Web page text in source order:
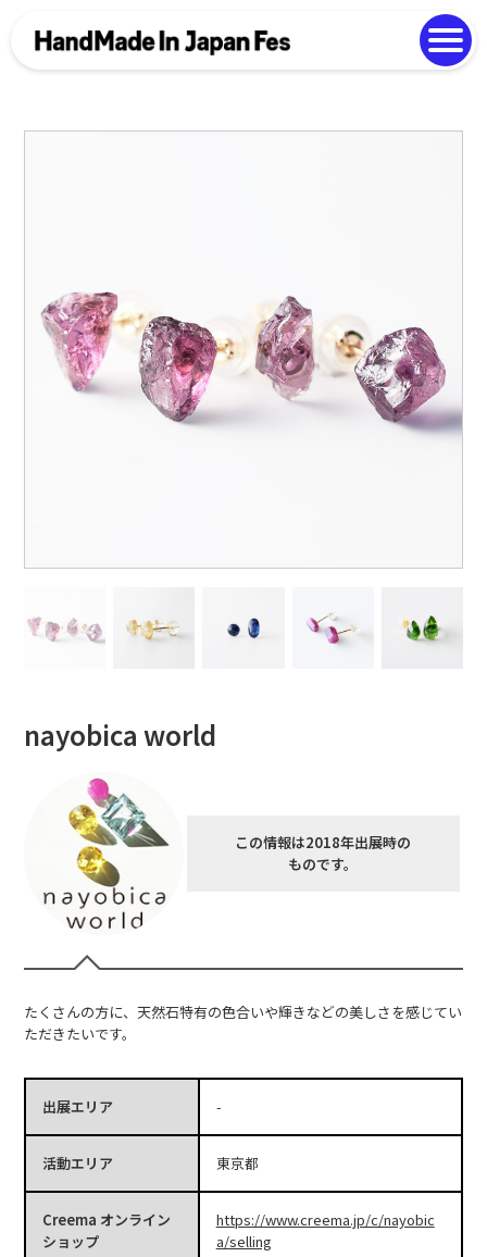
Photo Gallery
nayobica world
この情報は2018年出展時の
ものです。
たくさんの方に、天然石特有の色合いや輝きなどの美しさを感じてい
ただきたいです。
出展エリア -
活動エリア 東京都
Creema オンライン
ショップ
https://www.creema.jp/c/nayobic
a/selling